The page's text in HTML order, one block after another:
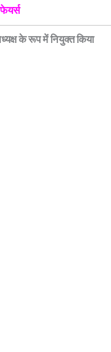
के रूप में नियुक्त किया